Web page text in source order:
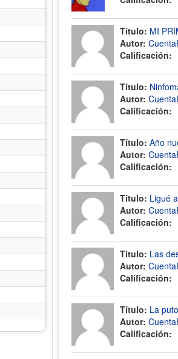
Título: MI
Autor:
Calificación:
Título:
Autor:
Calificación:
Título: Año
Autor:
Calificación:
Título: Ligué
Autor:
Calificación:
Título: Las
Autor:
Calificación:
Título: La
Autor:
Calificación: